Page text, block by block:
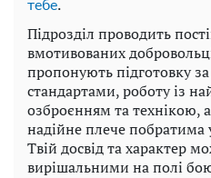
тебе.
Підрозділ проводить
вмотивованих
пропонують підготовку
стандартами, роботу із
озброєнням та технікою,
надійне плече побратима
Твій досвід та характер
вирішальними на полі